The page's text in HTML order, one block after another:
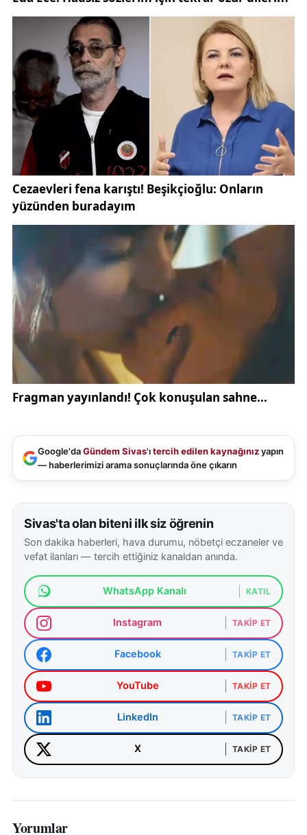
Google'daGündem Sivas'ıtercih edilen kaynağınızyapın
— haberlerimizi arama sonuçlarında öne çıkarın
Sivas'ta olan biteni ilk siz öğrenin
Son dakika haberleri, hava durumu, nöbetçi eczaneler ve
vefat ilanları — tercih ettiğiniz kanaldan anında.
WhatsApp Kanalı KATIL
Instagram TAKIP ET
Facebook TAKIP ET
YouTube TAKIP ET
LinkedIn TAKIP ET
X TAKIP ET
Yorumlar